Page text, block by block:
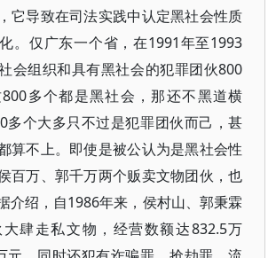
它导致在司法实践中认定黑社会性质
。仅广东一个省，在1991年至1993
会组织和具有黑社会的犯罪团伙800
多个都是黑社会，那还不黑道横
多个大多只不过是犯罪团伙而己，甚
算不上。即使是被公认为是黑社会性
百万、郭千万两个贩卖文物团伙，也
介绍，自1986年来，侯村山、郭秉霖
肆走私文物，经营数额达832.5万